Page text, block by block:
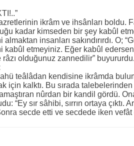
ikrâm ve ihsânları boldu.
kadar kimseden bir şey kabûl
insanları sakındırırdı. O;
kabûl etmeyiniz. Eğer kabûl
olduğunuz zannedilir” buyururdu.
teâlâdan kendisine ikrâmda
için kalktı. Bu sırada
nûrdan bir kandil gördü.
“Ey sır sâhibi, sırrın ortaya çıktı.
secde etti ve secdede iken vefât